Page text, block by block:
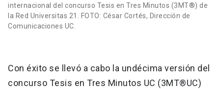
internacional del concurso Tesis en Tres Minutos (3MT®) de
la Red Universitas 21. FOTO: César Cortés, Dirección de
Comunicaciones UC.
Con éxito se llevó a cabo la undécima versión del
concurso Tesis en Tres Minutos UC (3MT®UC)